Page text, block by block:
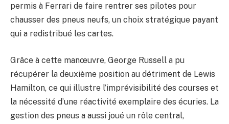
permis à Ferrari de faire rentrer ses pilotes pour
chausser des pneus neufs, un choix stratégique payant
qui a redistribué les cartes.
Grâce à cette manœuvre, George Russell a pu
récupérer la deuxième position au détriment de Lewis
Hamilton, ce qui illustre l’imprévisibilité des courses et
la nécessité d’une réactivité exemplaire des écuries. La
gestion des pneus a aussi joué un rôle central,